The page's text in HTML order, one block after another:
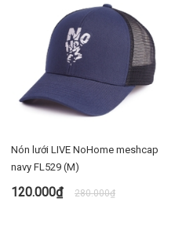
Nón lưới LIVE NoHome meshcap
navy FL529 (M)
120.000₫ 280.000₫